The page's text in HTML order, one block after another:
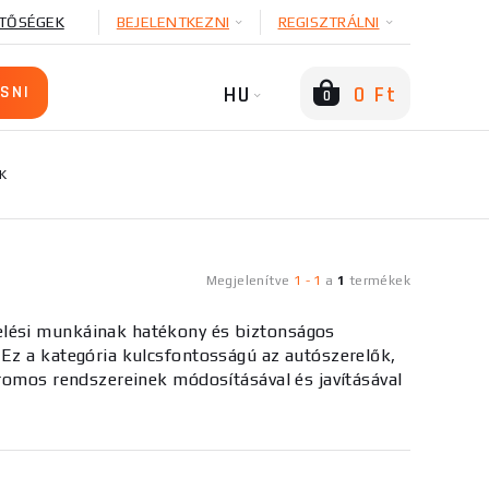
BEJELENTKEZNI REGISZTRÁLNI
HU 0 0 Ft
Megjelenítve 1 - 1 a 1 termékek
munkáinak hatékony és biztonságos
a kategória kulcsfontosságú az autószerelők,
rendszereinek módosításával és javításával